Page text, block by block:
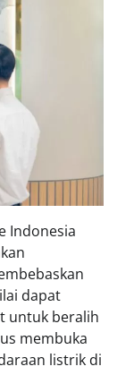
Indonesia
dapat
untuk beralih
membuka
listrik di